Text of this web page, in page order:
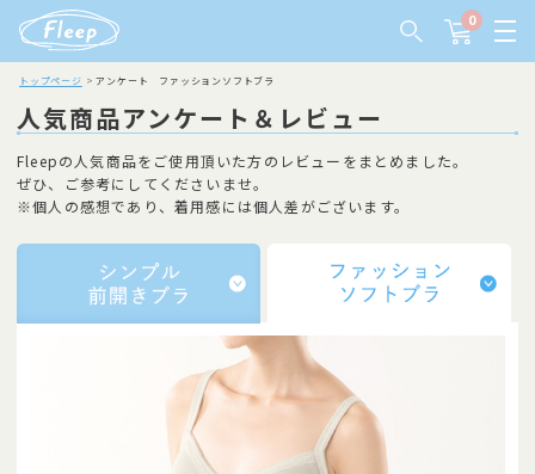
0
トップページ アンケート ファッションソフトブラ
人気商品アンケート＆レビュー
Fleepの人気商品をご使用頂いた方のレビューをまとめました。
ぜひ、ご参考にしてくださいませ。
※個人の感想であり、着用感には個人差がございます。